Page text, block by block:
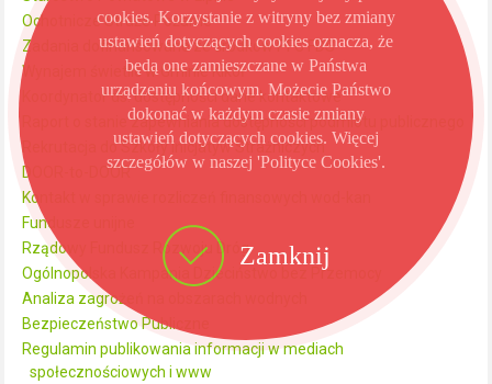
Ochotnicze Straże Pożarne
Zadania dofinansowane ze środków PFC FDS
Wynajem świetlic w Gminie Kikół
Koordynator ds. dostępności dane kontaktowe
Raport o stanie zapewniania dostępności podmiotu publicznego
Rekrutacja do Szkoły Inicjatyw Strażniczych
DOOR-to-DOOR
Kontakt w sprawie rozliczeń finansowych wod-kan
Fundusze unijne
Rządowy Fundusz Rozwoju Dróg
Ogólnopolska Kampania Dzieciństwo bez Przemocy
Analiza zagrożeń na obszarach wodnych
Bezpieczeństwo Publiczne
Regulamin publikowania informacji w mediach
społecznościowych i www
Zamknij
cookies. Korzystanie z witryny bez zmiany
ustawień dotyczących cookies oznacza, że
będą one zamieszczane w Państwa
urządzeniu końcowym. Możecie Państwo
dokonać w każdym czasie zmiany
ustawień dotyczących cookies. Więcej
szczegółów w naszej 'Polityce Cookies'.